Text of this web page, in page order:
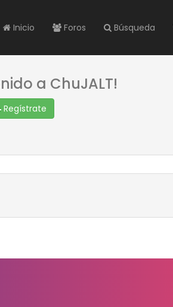
Inicio Foros Búsqueda
a ChuJALT!
Regístrate